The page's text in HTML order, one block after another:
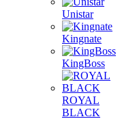
Unistar
Kingnate
KingBoss
ROYAL
BLACK